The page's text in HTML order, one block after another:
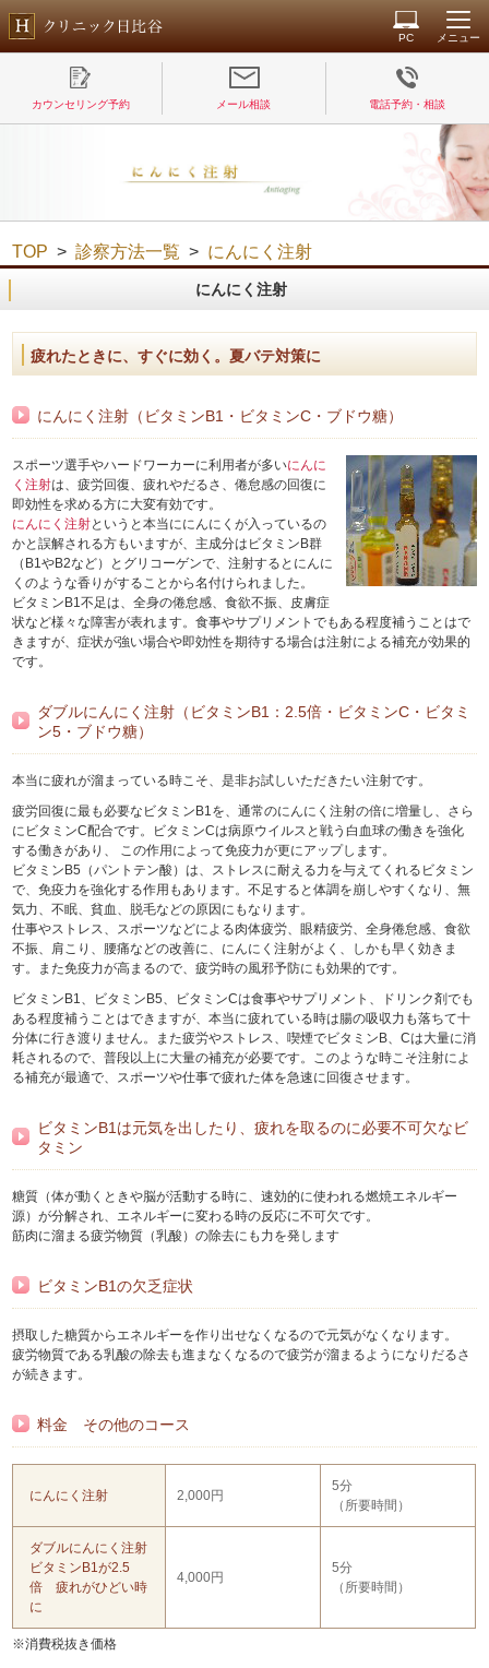
PC メニュー
カウンセリング予約 メール相談 電話予約・相談
TOP >診察方法一覧 > にんにく注射
にんにく注射
疲れたときに、すぐに効く。夏バテ対策に
にんにく注射（ビタミンB1・ビタミンC・ブドウ糖）
スポーツ選手やハードワーカーに利用者が多いにんに
く注射は、疲労回復、疲れやだるさ、倦怠感の回復に
即効性を求める方に大変有効です。
にんにく注射というと本当ににんにくが入っているの
かと誤解される方もいますが、主成分はビタミンB群
（B1やB2など）とグリコーゲンで、注射するとにんに
くのような香りがすることから名付けられました。
ビタミンB1不足は、全身の倦怠感、食欲不振、皮膚症
状など様々な障害が表れます。食事やサプリメントでもある程度補うことはで
きますが、症状が強い場合や即効性を期待する場合は注射による補充が効果的
です。
ダブルにんにく注射（ビタミンB1：2.5倍・ビタミンC・ビタミ
ン5・ブドウ糖）
本当に疲れが溜まっている時こそ、是非お試しいただきたい注射です。
疲労回復に最も必要なビタミンB1を、通常のにんにく注射の倍に増量し、さら
にビタミンC配合です。ビタミンCは病原ウイルスと戦う白血球の働きを強化
する働きがあり、 この作用によって免疫力が更にアップします。
ビタミンB5（パントテン酸）は、ストレスに耐える力を与えてくれるビタミン
で、免疫力を強化する作用もあります。不足すると体調を崩しやすくなり、無
気力、不眠、貧血、脱毛などの原因にもなります。
仕事やストレス、スポーツなどによる肉体疲労、眼精疲労、全身倦怠感、食欲
不振、肩こり、腰痛などの改善に、にんにく注射がよく、しかも早く効きま
す。また免疫力が高まるので、疲労時の風邪予防にも効果的です。
ビタミンB1、ビタミンB5、ビタミンCは食事やサプリメント、ドリンク剤でも
ある程度補うことはできますが、本当に疲れている時は腸の吸収力も落ちて十
分体に行き渡りません。また疲労やストレス、喫煙でビタミンB、Cは大量に消
耗されるので、普段以上に大量の補充が必要です。このような時こそ注射によ
る補充が最適で、スポーツや仕事で疲れた体を急速に回復させます。
ビタミンB1は元気を出したり、疲れを取るのに必要不可欠なビ
タミン
糖質（体が動くときや脳が活動する時に、速効的に使われる燃焼エネルギー
源）が分解され、エネルギーに変わる時の反応に不可欠です。
筋肉に溜まる疲労物質（乳酸）の除去にも力を発します
ビタミンB1の欠乏症状
摂取した糖質からエネルギーを作り出せなくなるので元気がなくなります。
疲労物質である乳酸の除去も進まなくなるので疲労が溜まるようになりだるさ
が続きます。
料金 その他のコース
にんにく注射 2,000円
5分
（所要時間）
ダブルにんにく注射
ビタミンB1が2.5
倍 疲れがひどい時
に
4,000円
5分
（所要時間）
※消費税抜き価格